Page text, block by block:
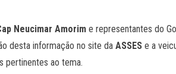
Neucimar Amorim e representantes do
desta informação no site da ASSES e a
pertinentes ao tema.